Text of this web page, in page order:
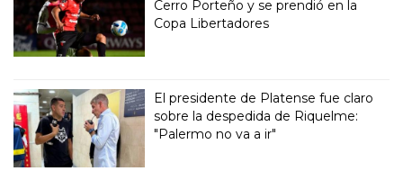
Cerro Porteño y se prendió en la
Copa Libertadores
El presidente de Platense fue claro
sobre la despedida de Riquelme:
"Palermo no va a ir"